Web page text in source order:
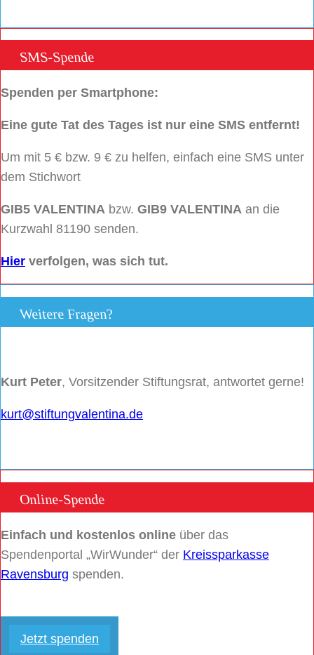
SMS-Spende
Spenden per Smartphone:
Eine gute Tat des Tages ist nur eine SMS entfernt!
Um mit 5 € bzw. 9 € zu helfen, einfach eine SMS unter
dem Stichwort
GIB5 VALENTINA bzw. GIB9 VALENTINA an die
Kurzwahl 81190 senden.
Hier verfolgen, was sich tut.
Weitere Fragen?
Kurt Peter, Vorsitzender Stiftungsrat, antwortet gerne!
kurt@stiftungvalentina.de
Online-Spende
Einfach und kostenlos online über das
Spendenportal „WirWunder“ der Kreissparkasse
Ravensburg spenden.
Jetzt spenden